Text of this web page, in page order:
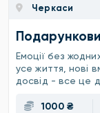
Черкаси
Емоції без
усе життя, нові
досвід - все це
1000 ₴